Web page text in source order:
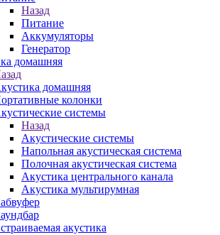
Назад
Питание
Аккумуляторы
Генератор
домашняя
домашняя
колонки
системы
Назад
Акустические системы
Напольная акустическая система
Полочная акустическая система
Акустика центрального канала
Акустика мультирумная
акустика